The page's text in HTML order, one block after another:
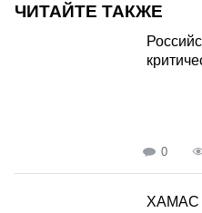
ЧИТАЙТЕ ТАКЖЕ
0
ХАМАС